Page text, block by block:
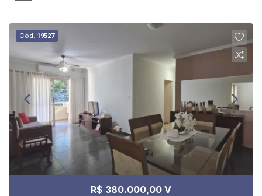
Cód. 19527
R$ 380.000,00 V